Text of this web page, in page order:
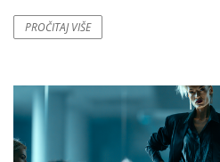
PROČITAJ VIŠE